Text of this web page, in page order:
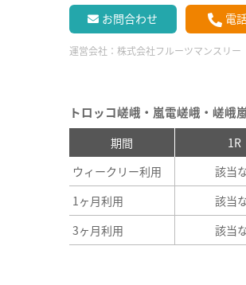
お問合わせ 電
運営会社： 株式会社フルーツマンスリー
トロッコ嵯峨・嵐電嵯峨・嵯峨
期間 1R
ウィークリー利用
該当
1ヶ月利用
該当
3ヶ月利用
該当